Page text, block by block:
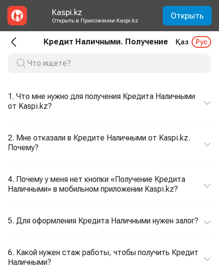
Kaspi.kz
Открыть в Приложении Kaspi.kz Открыть
Кредит Наличными. Получение Қаз Рус
1. Что мне нужно для получения Кредита Наличными
от Kaspi.kz?
2. Мне отказали в Кредите Наличными от Kaspi.kz.
Почему?
4. Почему у меня нет кнопки «Получение Кредита
Наличными» в мобильном приложении Kaspi.kz?
5. Для оформления Кредита Наличными нужен залог?
6. Какой нужен стаж работы, чтобы получить Кредит
Наличными?